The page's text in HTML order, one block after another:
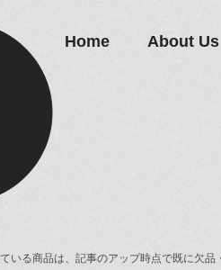
Home About Us
いる商品は、記事のアップ時点で既に欠